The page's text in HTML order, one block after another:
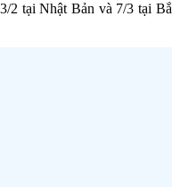
2 tại Nhật Bản và 7/3 tại